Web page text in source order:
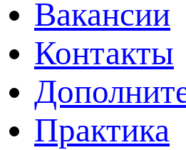
Вакансии
Контакты
Практика